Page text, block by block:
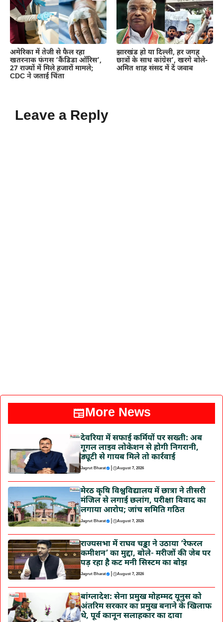
अमेरिका में तेजी से फैल रहा
खतरनाक फंगस ‘कैंडिडा ऑरिस’,
27 राज्यों में मिले हजारों मामले;
CDC ने जताई चिंता
झारखंड हो या दिल्ली, हर जगह
छात्रों के साथ कांग्रेस’, खरगे बोले-
अमित शाह संसद में दें जवाब
Leave a Reply
More News
देवरिया में सफाई कर्मियों पर सख्ती: अब
गूगल लाइव लोकेशन से होगी निगरानी,
ड्यूटी से गायब मिले तो कार्रवाई
Jagrut Bharat | August 7, 2026
मेरठ कृषि विश्वविद्यालय में छात्रा ने तीसरी
मंजिल से लगाई छलांग, परीक्षा विवाद का
लगाया आरोप; जांच समिति गठित
Jagrut Bharat | August 7, 2026
राज्यसभा में राघव चड्ढा ने उठाया ‘रेफरल
कमीशन’ का मुद्दा, बोले- मरीजों की जेब पर
पड़ रहा है कट मनी सिस्टम का बोझ
Jagrut Bharat | August 7, 2026
बांग्लादेश: सेना प्रमुख मोहम्मद यूनुस को
अंतरिम सरकार का प्रमुख बनाने के खिलाफ
थे, पूर्व कानून सलाहकार का दावा